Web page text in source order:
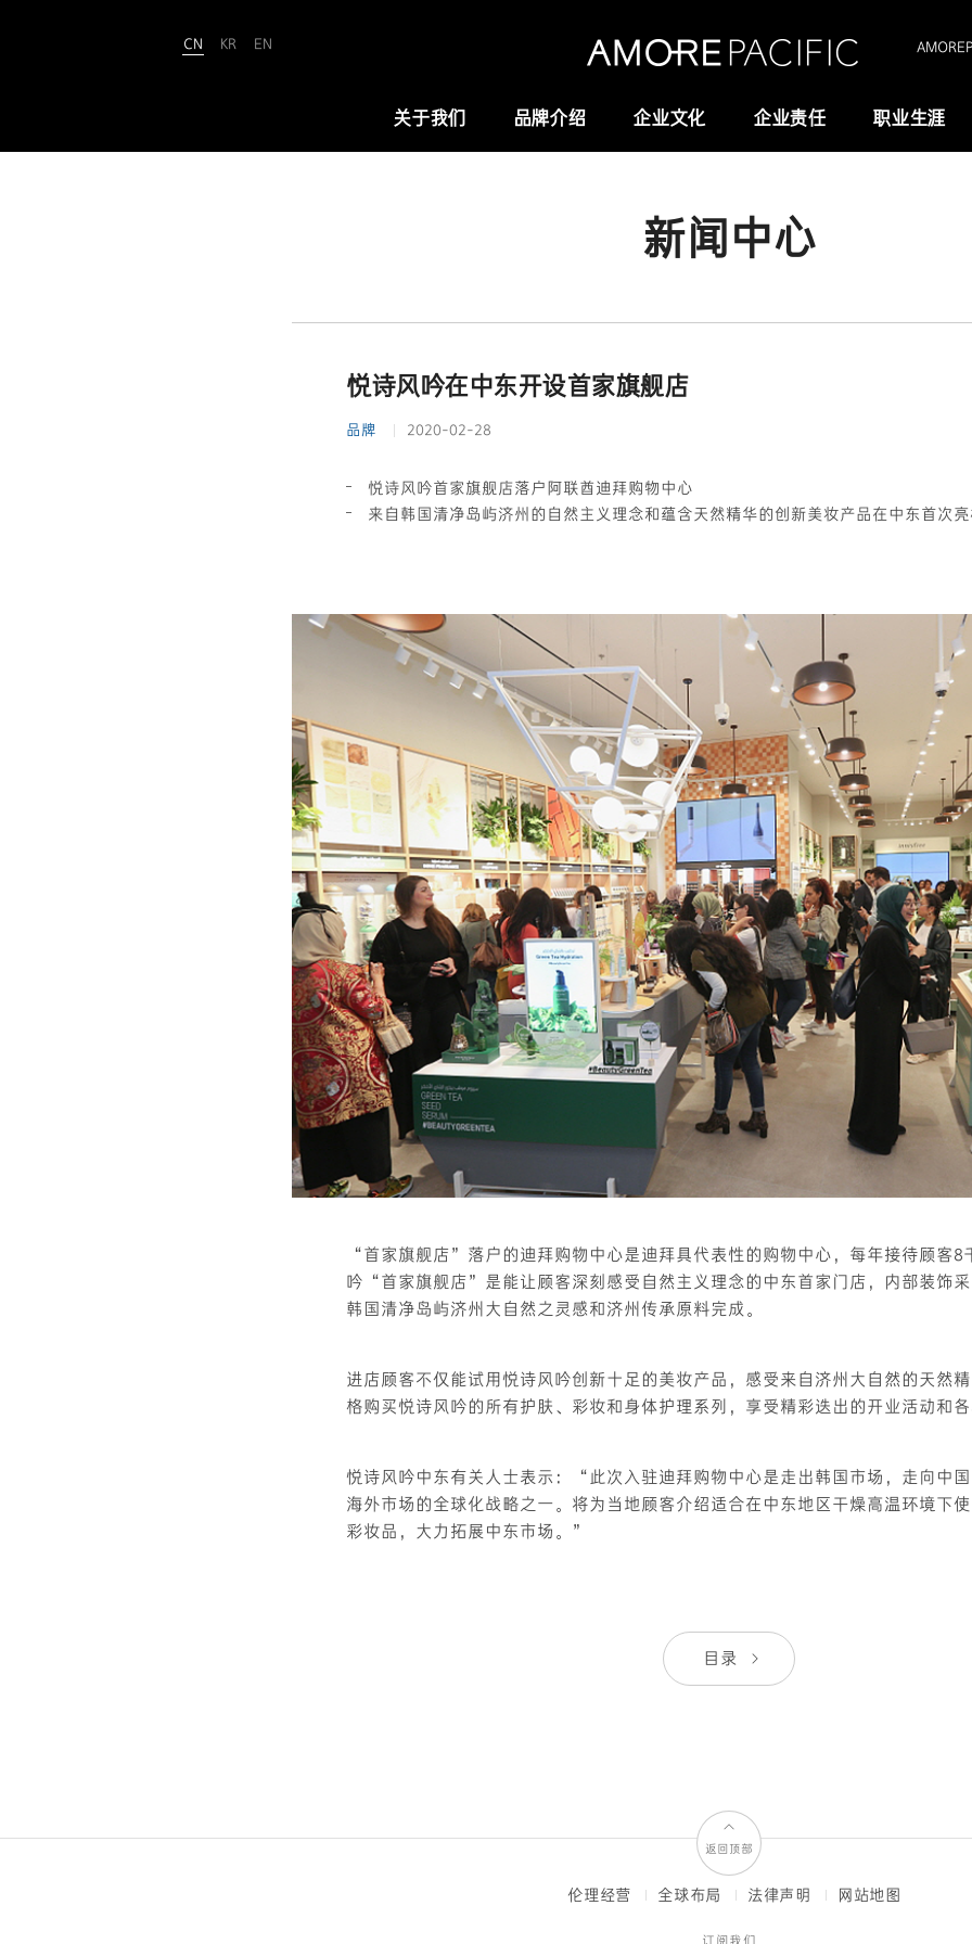
CN KR EN
关于我们
的美之未来，让全世界所有人跨越年
Amorepacific
历史沿革
研究与创新
供应链管理(SCM)
品牌介绍 企业文化 企业责任 职业生涯
新闻中心
悦诗风吟在中东开设首家旗舰店
品牌 2020-02-28
悦诗风吟首家旗舰店落户阿联酋迪拜购物中心
来自韩国清净岛屿济州的自然主义理念和蕴含天然精华的创新美妆产品在中东首次
“首家旗舰店”落户的迪拜购物中心是迪拜具代表性的购物中心，每年接待顾客8
吟“首家旗舰店”是能让顾客深刻感受自然主义理念的中东首家门店，内部装饰
韩国清净岛屿济州大自然之灵感和济州传承原料完成。
进店顾客不仅能试用悦诗风吟创新十足的美妆产品，感受来自济州大自然的天然
格购买悦诗风吟的所有护肤、彩妆和身体护理系列，享受精彩迭出的开业活动和
悦诗风吟中东有关人士表示：“此次入驻迪拜购物中心是走出韩国市场，走向中
海外市场的全球化战略之一。将为当地顾客介绍适合在中东地区干燥高温环境下
彩妆品，大力拓展中东市场。”
目录
返回顶部
伦理经营 全球布局 法律声明 网站地图
订阅我们